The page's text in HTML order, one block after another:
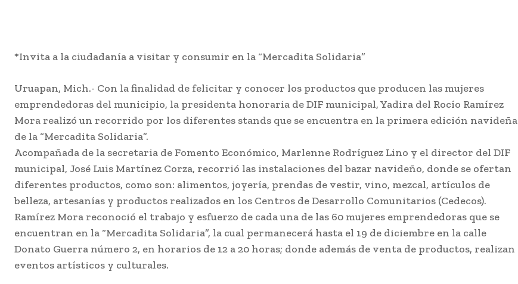
*Invita a la ciudadanía a visitar y consumir en la “Mercadita Solidaria”
Uruapan, Mich.- Con la finalidad de felicitar y conocer los productos que producen las mujeres
emprendedoras del municipio, la presidenta honoraria de DIF municipal, Yadira del Rocío Ramírez
Mora realizó un recorrido por los diferentes stands que se encuentra en la primera edición navideña
de la “Mercadita Solidaria”.
Acompañada de la secretaria de Fomento Económico, Marlenne Rodríguez Lino y el director del DIF
municipal, José Luis Martínez Corza, recorrió las instalaciones del bazar navideño, donde se ofertan
diferentes productos, como son: alimentos, joyería, prendas de vestir, vino, mezcal, artículos de
belleza, artesanías y productos realizados en los Centros de Desarrollo Comunitarios (Cedecos).
Ramírez Mora reconoció el trabajo y esfuerzo de cada una de las 60 mujeres emprendedoras que se
encuentran en la “Mercadita Solidaria”, la cual permanecerá hasta el 19 de diciembre en la calle
Donato Guerra número 2, en horarios de 12 a 20 horas; donde además de venta de productos, realizan
eventos artísticos y culturales.